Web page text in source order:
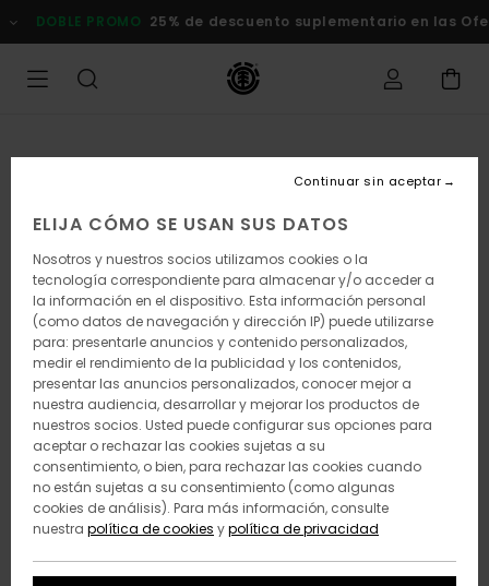
la
DOBLE PROMO 25% de descuento suplementario en las
ELIJA CÓMO SE USAN SUS DATOS
Nosotros y nuestros socios utilizamos cookies o la
tecnología correspondiente para almacenar y/o acceder a
la información en el dispositivo. Esta información personal
(como datos de navegación y dirección IP) puede utilizarse
para: presentarle anuncios y contenido personalizados,
medir el rendimiento de la publicidad y los contenidos,
presentar las anuncios personalizados, conocer mejor a
nuestra audiencia, desarrollar y mejorar los productos de
nuestros socios. Usted puede configurar sus opciones para
aceptar o rechazar las cookies sujetas a su
consentimiento, o bien, para rechazar las cookies cuando
no están sujetas a su consentimiento (como algunas
cookies de análisis). Para más información, consulte
nuestra política de cookies ypolítica de privacidad
Continuar sin aceptar